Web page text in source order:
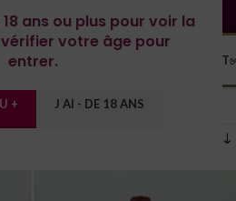
ans ou plus pour voir la
votre âge pour
entrer.
+ J AI - DE 18 ANS
YONNE CONTACT